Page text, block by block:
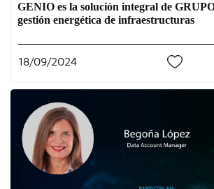
GENIO es la solución integral de
gestión energética de infraestructuras
18/09/2024